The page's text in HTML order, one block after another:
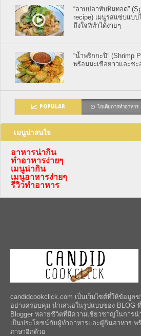
“ลาบปลาทับทิมทอด”
recipe) เมนูรสแซ่บแบ
ถึงใจที่ทำได้ง่ายๆ
“น้ำพริกกะปิ” (Shrimp
พร้อมมะเขือยาวและช
POPULAR ไอเดียการทำอาหาร
เมนูน่าสนใจ
อาหารน่ากิน
ทำอาหารง่ายๆ
เมนูน่ากิน
เมนูอาหารง่ายๆ
รีวิวทำอาหาร
candidcookclick.com เป็นเว็บไซต์ที่ให้ข้อมูล
อย่างครอบคุม นำเสนอในรูปแบบของ BLOG
Blogger หลายชีวิตที่มีความเชี่ยวชาญในการ
เป็นประโยชน์กับผู้ทำอาหารและผู้กินอาหาร พ
ภาษาอีกด้วย